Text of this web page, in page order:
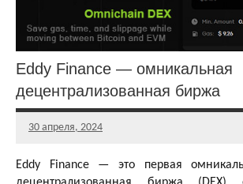
Eddy Finance — омникальная
децентрализованная биржа
30 апреля, 2024
Главный
Eddy Finance — это первая